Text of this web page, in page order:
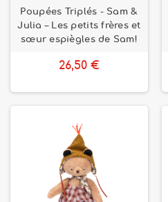
Poupées Triplés - Sam &
Julia – Les petits frères et
sœur espiègles de Sam!
26,50 €